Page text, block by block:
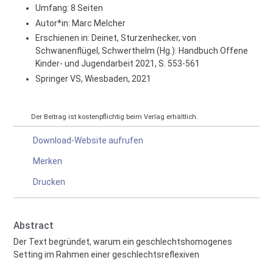
Umfang: 8 Seiten
Autor*in: Marc Melcher
Erschienen in: Deinet, Sturzenhecker, von
Schwanenflügel, Schwerthelm (Hg.): Handbuch Offene
Kinder- und Jugendarbeit 2021, S. 553-561
Springer VS, Wiesbaden, 2021
Der Beitrag ist kostenpflichtig beim Verlag erhältlich.
Download-Website aufrufen
Merken
Drucken
Abstract
Der Text begründet, warum ein geschlechtshomogenes
Setting im Rahmen einer geschlechtsreflexiven